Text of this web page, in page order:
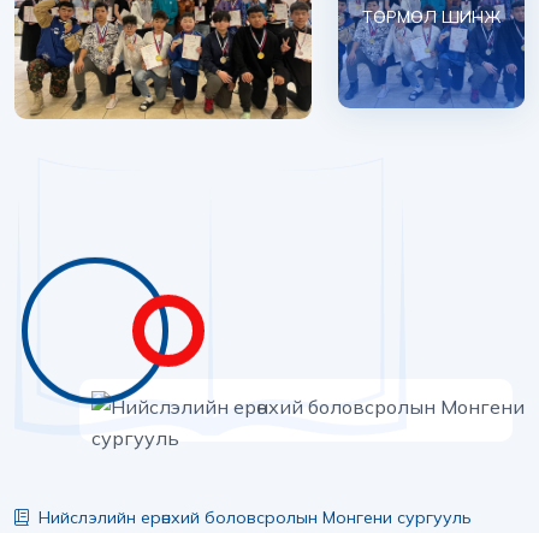
ТӨРМӨЛ ШИНЖ
Нийслэлийн ерөнхий боловсролын Монгени сургууль